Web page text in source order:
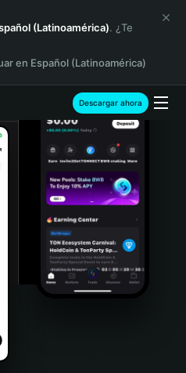
(Latinoamérica). ¿Te
en Español (Latinoamérica)
Descargar ahora